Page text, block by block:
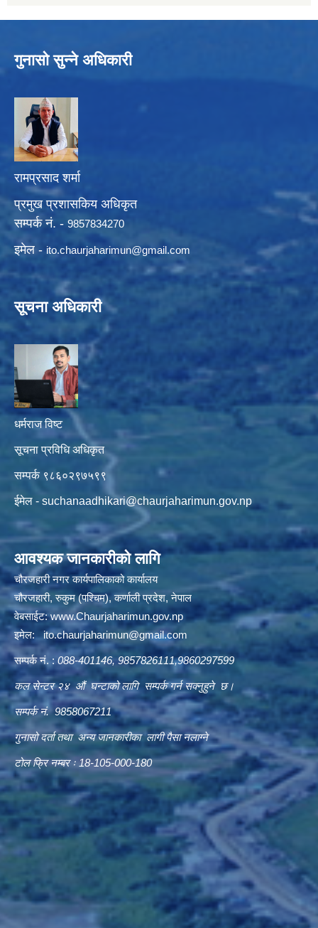
गुनासो सुन्ने अधिकारी
रामप्रसाद शर्मा
प्रमुख प्रशासकिय अधिकृत
सम्पर्क नं. - 9857834270
इमेल - ito.chaurjaharimun@gmail.com
सूचना अधिकारी
धर्मराज विष्ट
सूचना प्रविधि अधिकृत
सम्पर्क ९८६०२९७५९९
ईमेल - suchanaadhikari@chaurjaharimun.gov.np
आवश्यक जानकारीको लागि
चौरजहारी नगर कार्यपालिकाको कार्यालय
चौरजहारी, रुकुम (पश्चिम), कर्णाली प्रदेश, नेपाल
वेबसाईट:www.Chaurjaharimun.gov.np
इमेल:ito.chaurjaharimun@gmail.com
सम्पर्क नं. : 088-401146, 9857826111,9860297599
कल सेन्टर २४ औं घन्टाको लागि सम्पर्क गर्न सक्नुहुने छ।
सम्पर्क नं. 9858067211
गुनासो दर्ता तथा अन्य जानकारीका लागी पैसा नलाग्ने
टोल फ्रि नम्बर ः 18-105-000-180